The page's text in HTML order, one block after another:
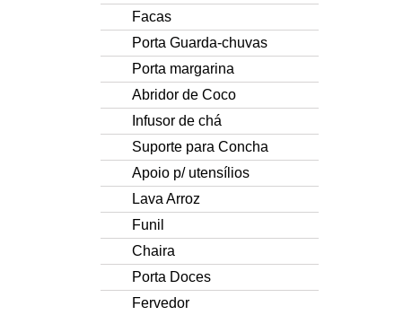
Facas
Porta Guarda-chuvas
Porta margarina
Abridor de Coco
Infusor de chá
Suporte para Concha
Apoio p/ utensílios
Lava Arroz
Funil
Chaira
Porta Doces
Fervedor